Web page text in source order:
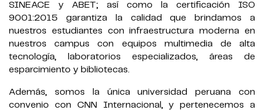
SINEACE y ABET; así como la certificación ISO
9001:2015 garantiza la calidad que brindamos a
nuestros estudiantes con infraestructura moderna en
nuestros campus con equipos multimedia de alta
tecnología, laboratorios especializados, áreas de
esparcimiento y bibliotecas.
Además, somos la única universidad peruana con
convenio con CNN Internacional, y pertenecemos a